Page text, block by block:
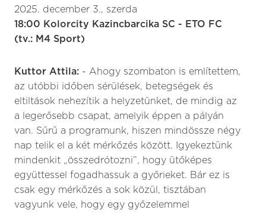
2025. december 3., szerda
18:00 Kolorcity Kazincbarcika SC - ETO FC
(tv.: M4 Sport)
Kuttor Attila: - Ahogy szombaton is említettem,
az utóbbi időben sérülések, betegségek és
eltiltások nehezítik a helyzetünket, de mindig az
a legerősebb csapat, amelyik éppen a pályán
van. Sűrű a programunk, hiszen mindössze négy
nap telik el a két mérkőzés között. Igyekeztünk
mindenkit „összedrótozni”, hogy ütőképes
együttessel fogadhassuk a győrieket. Bár ez is
csak egy mérkőzés a sok közül, tisztában
vagyunk vele, hogy egy győzelemmel